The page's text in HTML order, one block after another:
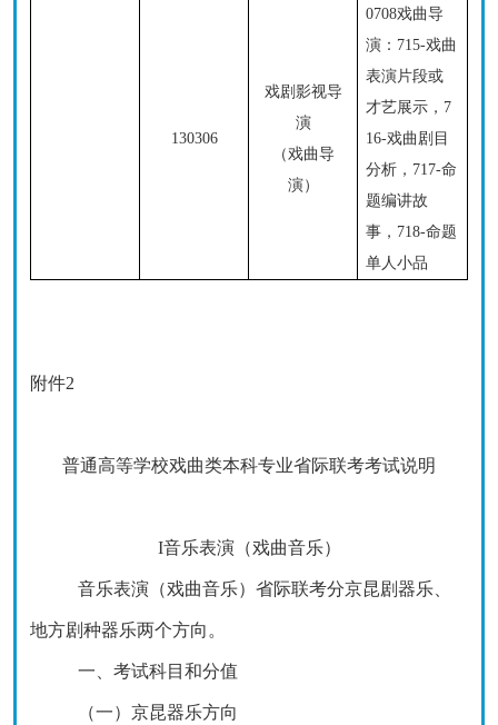
130306
戏剧影视导
演
（戏曲导
演）
0708戏曲导
演： 715-戏曲
表演片段或
才艺展示，7
16-戏曲剧目
分析，717-命
题编讲故
事，718-命题
单人小品
附件2
普通高等学校戏曲类本科专业省际联考考试说明
I音乐表演（戏曲音乐）
音乐表演（戏曲音乐）省际联考分京昆剧器乐、
地方剧种器乐两个方向。
一、考试科目和分值
（一）京昆器乐方向